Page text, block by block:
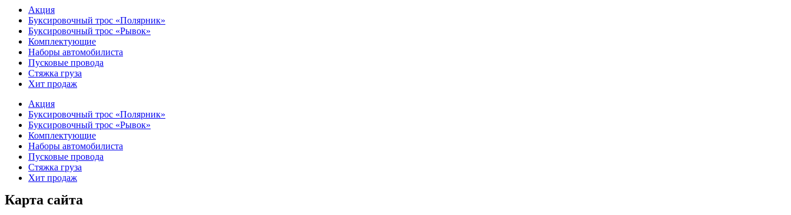
Акция
Буксировочный трос «Полярник»
Буксировочный трос «Рывок»
Комплектующие
Наборы автомобилиста
Пусковые провода
Стяжка груза
Хит продаж
Акция
Буксировочный трос «Полярник»
Буксировочный трос «Рывок»
Комплектующие
Наборы автомобилиста
Пусковые провода
Стяжка груза
Хит продаж
Карта сайта